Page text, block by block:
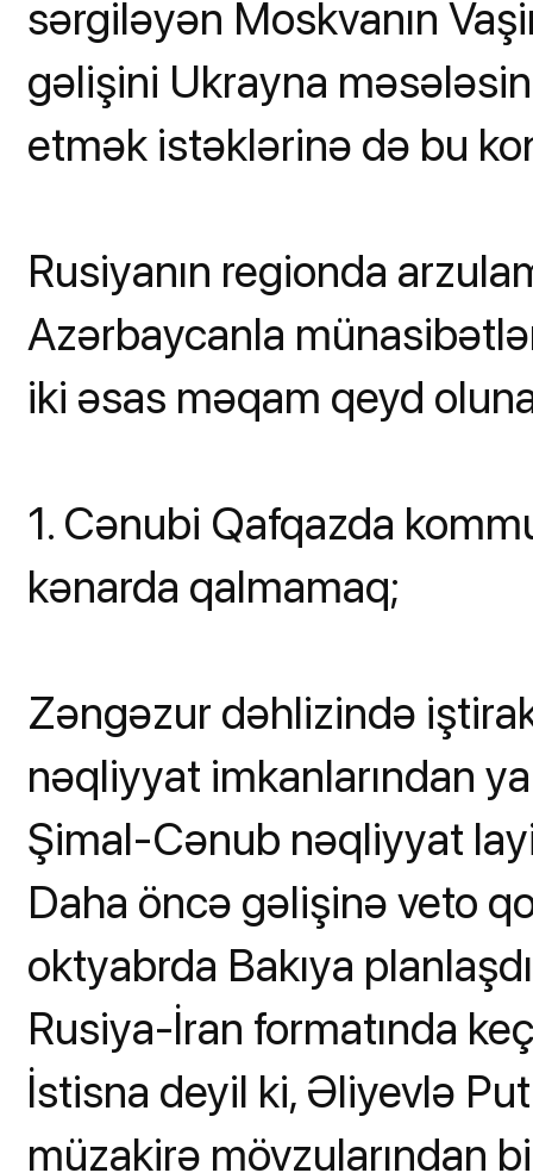
sərgiləyən Moskvanın
gəlişini Ukrayna
etmək istəklərinə də bu
Rusiyanın regionda
Azərbaycanla
iki əsas məqam qeyd
1. Cənubi Qafqazda
kənarda qalmamaq;
Zəngəzur dəhlizində
nəqliyyat imkanlarından
Şimal-Cənub nəqliyyat
Daha öncə gəlişinə veto
oktyabrda Bakıya
Rusiya-İran formatında
İstisna deyil ki, Əliyevlə
müzakirə mövzularından